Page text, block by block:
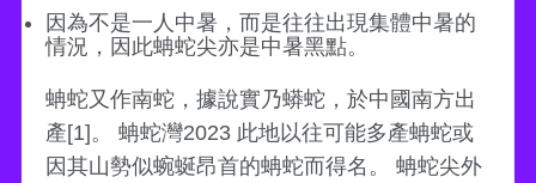
因為不是一人中暑，而是往往出現集體中暑的
情況，因此蚺蛇尖亦是中暑黑點。
蚺蛇又作南蛇，據說實乃蟒蛇，於中國南方出
產[1]。 蚺蛇灣2023 此地以往可能多產蚺蛇或
因其山勢似蜿蜒昂首的蚺蛇而得名。 蚺蛇尖外